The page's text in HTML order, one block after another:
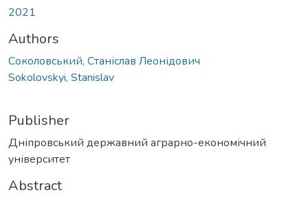
2021
Authors
Соколовський, Станіслав Леонідович
Sokolovskyi, Stanislav
Publisher
Дніпровський державний аграрно-економічний
університет
Abstract